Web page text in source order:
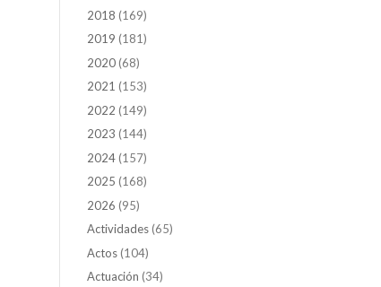
2018 (169)
2019 (181)
2020 (68)
2021 (153)
2022 (149)
2023 (144)
2024 (157)
2025 (168)
2026 (95)
Actividades (65)
Actos (104)
Actuación (34)